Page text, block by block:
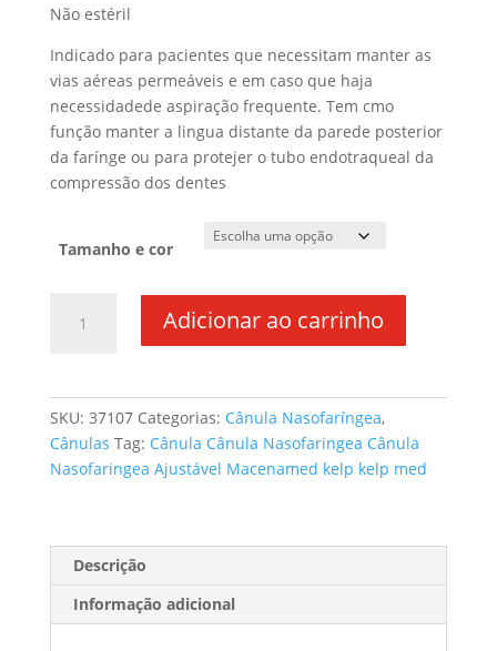
Não estéril
Indicado para pacientes que necessitam manter as
vias aéreas permeáveis e em caso que haja
necessidadede aspiração frequente. Tem cmo
função manter a lingua distante da parede posterior
da farínge ou para protejer o tubo endotraqueal da
compressão dos dentes
Tamanho e cor
Adicionar ao carrinho
SKU: 37107 Categorias: Cânula Nasofaríngea,
Cânulas Tag: Cânula Cânula Nasofaringea Cânula
Nasofaringea Ajustável Macenamed kelp kelp med
Descrição
Informação adicional